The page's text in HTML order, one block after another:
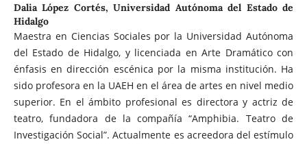
Dalia López Cortés,Universidad Autónoma del Estado de
Hidalgo
Maestra en Ciencias Sociales por la Universidad Autónoma
del Estado de Hidalgo, y licenciada en Arte Dramático con
énfasis en dirección escénica por la misma institución. Ha
sido profesora en la UAEH en el área de artes en nivel medio
superior. En el ámbito profesional es directora y actriz de
teatro, fundadora de la compañía “Amphibia. Teatro de
Investigación Social”. Actualmente es acreedora del estímulo